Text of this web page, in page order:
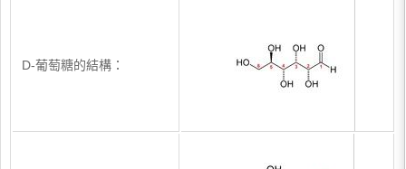
D-葡萄糖的結構：